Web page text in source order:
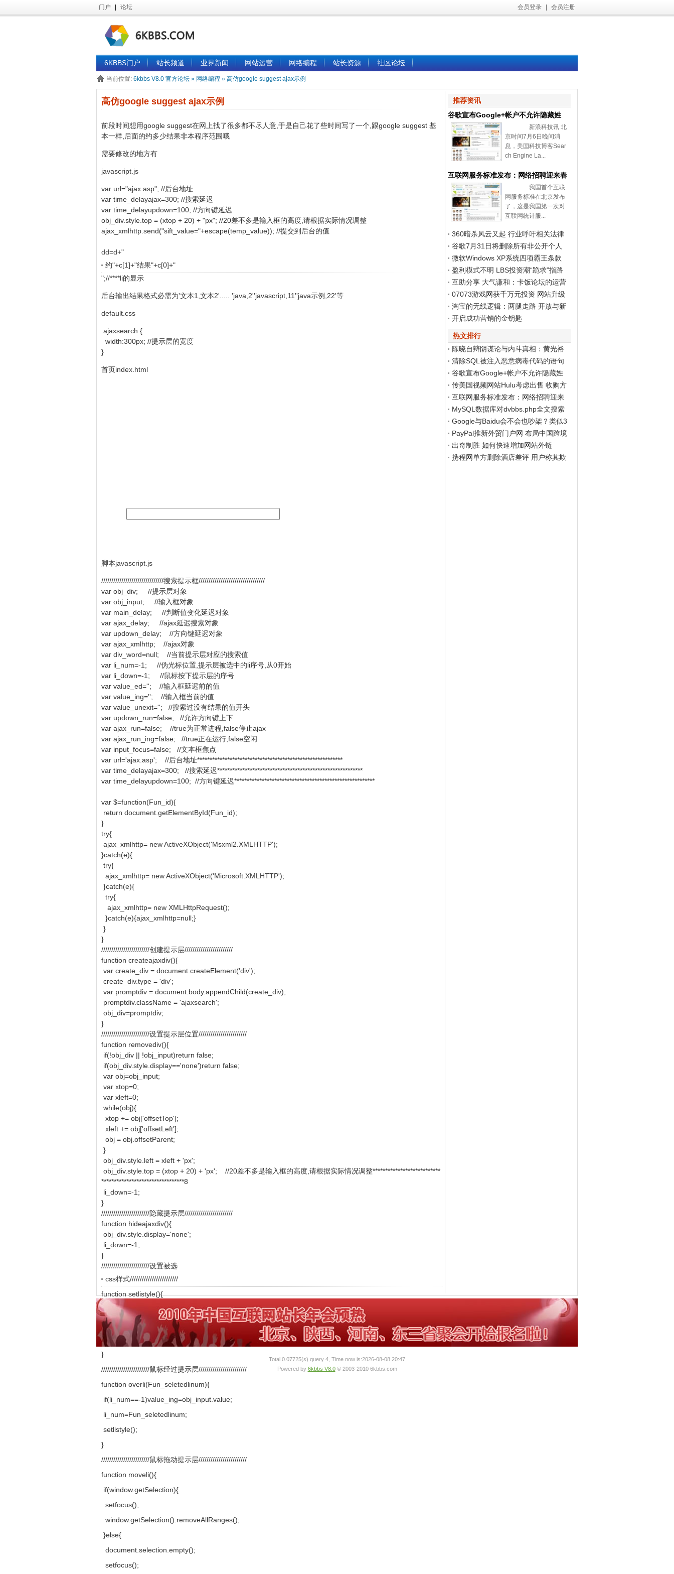
门户 论坛 会员登录 会员注册
6KBBS门户 站长频道 业界新闻 网站运营 网络编程 站长资源 社区论坛
当前位置: 6kbbs V8.0 官方论坛 » 网络编程 » 高仿google suggest ajax示例
高仿google suggest ajax示例
前段时间想用google suggest在网上找了很多都不尽人意,于是自己花了些时间写了一个,跟google suggest 基
本一样,后面的约多少结果非本程序范围哦
需要修改的地方有
javascript.js
var url="ajax.asp"; //后台地址
var time_delayajax=300; //搜索延迟
var time_delayupdown=100; //方向键延迟
obj_div.style.top = (xtop + 20) + "px"; //20差不多是输入框的高度,请根据实际情况调整
ajax_xmlhttp.send("sift_value="+escape(temp_value)); //提交到后台的值
dd=d+"
约"+c[1]+"结果"+c[0]+"
";//****li的显示
后台输出结果格式必需为'文本1,文本2'..... 'java,2''javascript,11''java示例,22'等
default.css
.ajaxsearch {
width:300px; //提示层的宽度
}
首页index.html
脚本javascript.js
///////////////////////////////搜索提示框/////////////////////////////////
var obj_div; //提示层对象
var obj_input; //输入框对象
var main_delay; //判断值变化延迟对象
var ajax_delay; //ajax延迟搜索对象
var updown_delay; //方向键延迟对象
var ajax_xmlhttp; //ajax对象
var div_word=null; //当前提示层对应的搜索值
var li_num=-1; //伪光标位置,提示层被选中的li序号,从0开始
var li_down=-1; //鼠标按下提示层的序号
var value_ed=''; //输入框延迟前的值
var value_ing=''; //输入框当前的值
var value_unexit=''; //搜索过没有结果的值开头
var updown_run=false; //允许方向键上下
var ajax_run=false; //true为正常进程,false停止ajax
var ajax_run_ing=false; //true正在运行,false空闲
var input_focus=false; //文本框焦点
var url='ajax.asp'; //后台地址**********************************************************
var time_delayajax=300; //搜索延迟**********************************************************
var time_delayupdown=100; //方向键延迟********************************************************
var $=function(Fun_id){
return document.getElementById(Fun_id);
}
try{
ajax_xmlhttp= new ActiveXObject('Msxml2.XMLHTTP');
}catch(e){
try{
ajax_xmlhttp= new ActiveXObject('Microsoft.XMLHTTP');
}catch(e){
try{
ajax_xmlhttp= new XMLHttpRequest();
}catch(e){ajax_xmlhttp=null;}
}
}
////////////////////////创建提示层////////////////////////
function createajaxdiv(){
var create_div = document.createElement('div');
create_div.type = 'div';
var promptdiv = document.body.appendChild(create_div);
promptdiv.className = 'ajaxsearch';
obj_div=promptdiv;
}
////////////////////////设置提示层位置////////////////////////
function removediv(){
if(!obj_div || !obj_input)return false;
if(obj_div.style.display=='none')return false;
var obj=obj_input;
var xtop=0;
var xleft=0;
while(obj){
xtop += obj['offsetTop'];
xleft += obj['offsetLeft'];
obj = obj.offsetParent;
}
obj_div.style.left = xleft + 'px';
obj_div.style.top = (xtop + 20) + 'px'; //20差不多是输入框的高度,请根据实际情况调整***************************
*********************************8
li_down=-1;
}
////////////////////////隐藏提示层////////////////////////
function hideajaxdiv(){
obj_div.style.display='none';
li_down=-1;
}
////////////////////////设置被选
css样式////////////////////////
function setlistyle(){
for(var i=0;i
obj_div.firstChild.childNodes[i].id='';
}
if(li_num!=-1)obj_div.firstChild.childNodes[li_num].id='liseleted';
}
////////////////////////鼠标经过提示层////////////////////////
function overli(Fun_seletedlinum){
if(li_num==-1)value_ing=obj_input.value;
li_num=Fun_seletedlinum;
setlistyle();
}
////////////////////////鼠标拖动提示层////////////////////////
function moveli(){
if(window.getSelection){
setfocus();
window.getSelection().removeAllRanges();
}else{
document.selection.empty();
setfocus();
推荐资讯
谷歌宣布Google+帐户不允许隐藏姓
名和性别
新浪科技讯 北
京时间7月6日晚间消
息，美国科技博客Sear
ch Engine La...
互联网服务标准发布：网络招聘迎来春
天
我国首个互联
网服务标准在北京发布
了，这是我国第一次对
互联网统计服...
360暗杀风云又起 行业呼吁相关法律
尽快出台
谷歌7月31日将删除所有非公开个人
资料页面
微软Windows XP系统四项霸王条款
被判无效
盈利模式不明 LBS投资潮“跪求”指路
标互助分享 大气谦和：卡饭论坛的运营
之道
07073游戏网获千万元投资 网站升级
Discuz! X2再度发力
淘宝的无线逻辑：两腿走路 开放与新
商业生态
开启成功营销的金钥匙
热文排行
陈晓自辩阴谋论与内斗真相：黄光裕
智商高
清除SQL被注入恶意病毒代码的语句
谷歌宣布Google+帐户不允许隐藏姓
名和性别
传美国视频网站Hulu考虑出售 收购方
非谷歌
互联网服务标准发布：网络招聘迎来
春天
MySQL数据库对dvbbs.php全文搜索
的完全分析
Google与Baidu会不会也吵架？类似3
60与腾讯...
PayPal推新外贸门户网 布局中国跨境
电子商务
出奇制胜 如何快速增加网站外链
携程网单方删除酒店差评 用户称其欺
Total 0.07725(s) query 4, Time now is:2026-08-08 20:47
Powered by 6kbbs V8.0© 2003-2010 6kbbs.com